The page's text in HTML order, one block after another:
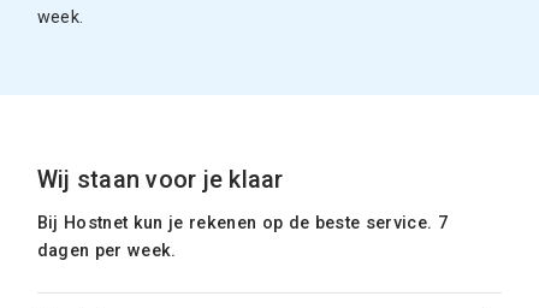
week.
Wij staan voor je klaar
Bij Hostnet kun je rekenen op de beste service. 7
dagen per week.